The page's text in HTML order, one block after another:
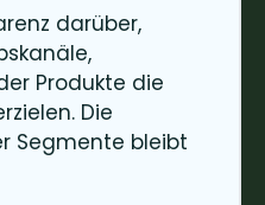
darüber,
Produkte die
Die
Segmente bleibt